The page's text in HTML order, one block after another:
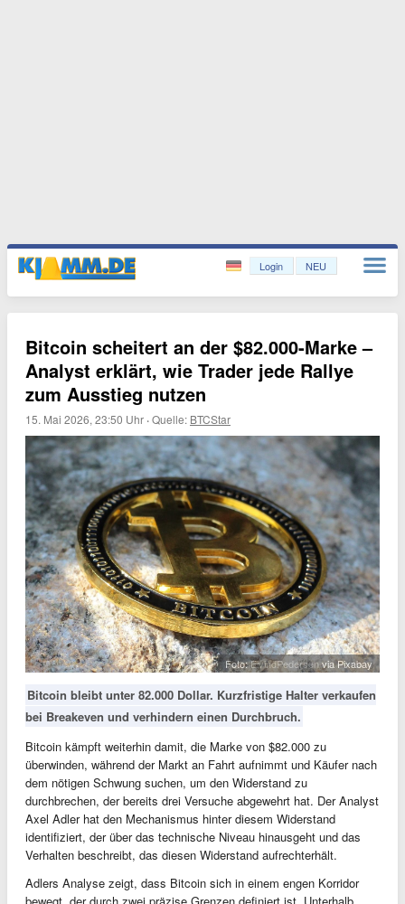
Login NEU
Bitcoin scheitert an der $82.000-Marke –
Analyst erklärt, wie Trader jede Rallye
zum Ausstieg nutzen
15. Mai 2026, 23:50 Uhr ·Quelle: BTCStar
Foto:EivindPedersenvia Pixabay
Bitcoin bleibt unter 82.000 Dollar. Kurzfristige Halter verkaufen
bei Breakeven und verhindern einen Durchbruch.
Bitcoin kämpft weiterhin damit, die Marke von $82.000 zu
überwinden, während der Markt an Fahrt aufnimmt und Käufer nach
dem nötigen Schwung suchen, um den Widerstand zu
durchbrechen, der bereits drei Versuche abgewehrt hat. Der Analyst
Axel Adler hat den Mechanismus hinter diesem Widerstand
identifiziert, der über das technische Niveau hinausgeht und das
Verhalten beschreibt, das diesen Widerstand aufrechterhält.
Adlers Analyse zeigt, dass Bitcoin sich in einem engen Korridor
bewegt, der durch zwei präzise Grenzen definiert ist. Unterhalb